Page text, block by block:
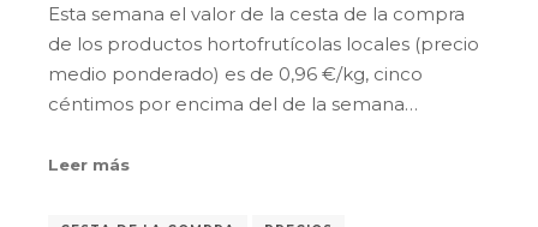
Esta semana el valor de la cesta de la compra
de los productos hortofrutícolas locales (precio
medio ponderado) es de 0,96 €/kg, cinco
céntimos por encima del de la semana…
Leer más